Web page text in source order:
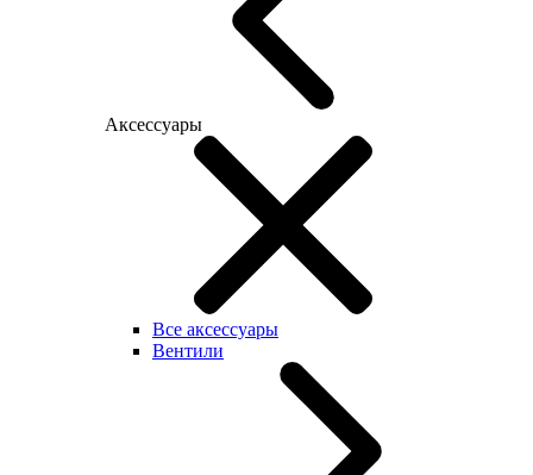
Аксессуары
Все аксессуары
Вентили